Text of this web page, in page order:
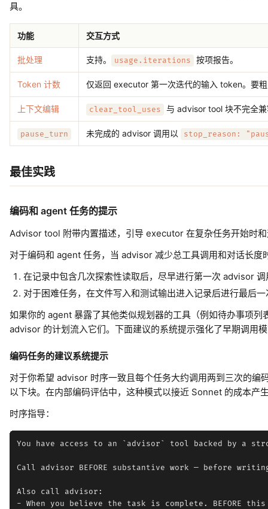
具。
功能 交互方式
批处理 支持。 usage.iterations 按项报告。
Token 计数 仅返回 executor 第一次迭代的输入 token。要
上下文编辑 clear_tool_uses 与 advisor tool 块不完全
pause_turn 未完成的 advisor 调用以 stop_reason:
最佳实践
编码和 agent 任务的提示
Advisor tool 附带内置描述，引导 executor 在复杂任务开始时
对于编码和 agent 任务，当 advisor 减少总工具调用和对话长
在记录中包含几次探索性读取后，尽早进行第一次 advisor 调
对于困难任务，在文件写入和测试输出进入记录后进行最后
如果你的 agent 暴露了其他类似规划器的工具（例如待办事项
advisor 的计划流入它们。下面建议的系统提示强化了早期调用
编码任务的建议系统提示
对于你希望 advisor 时序一致且每个任务大约调用两到三次的
以下块。在内部编码评估中，这种模式以接近 Sonnet 的成本产
时序指导：
You have access to an `advisor` tool backed by a
Call advisor BEFORE substantive work — before
Also call advisor:
- When you believe the task is complete.